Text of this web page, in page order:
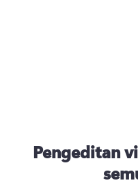
Pengeditan